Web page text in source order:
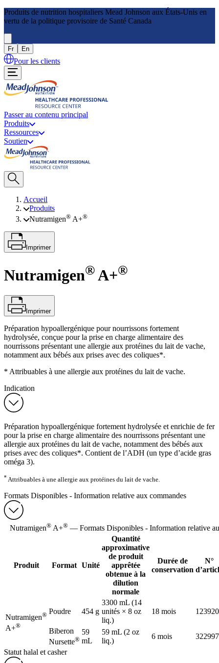
Produits de nutrition hospitaliers Mead Johnson aux États-Unis en
vertu de la politique provisoire de Santé Canada
Fr En
Pour les clients
Passer au contenu principal
Produits
Ressources
Soutien
Accueil
Produits
Nutramigen® A+®
Imprimer
Nutramigen® A+®
Imprimer
Préparation hypoallergénique pour nourrissons fortement
hydrolysée, conçue pour la prise en charge alimentaire des
nourrissons présentant une allergie aux protéines du lait de vache,
notamment aux bébés aux prises avec des coliques*.
* Attribuables à une allergie aux protéines du lait de vache.
Indication
Préparation hypoallergénique fortement hydrolysée et enrichie de fer
pour la prise en charge alimentaire des nourrissons présentant une
allergie aux protéines du lait de vache, notamment des bébés aux
prises avec des coliques*. Contient de l’ADH (un type d’acide gras
oméga 3).
* Attribuables à une allergie aux protéines du lait de vache.
Formats Disponibles - Information relative aux commandes
Nutramigen® A+® — Formats Disponibles - Information relative
Produit Format Unité
Quantité
approximative
de produit
apprêtée
obtenue à la
dilution
normale
Durée de
conservation
N°
Nutramigen®
A+®
Poudre 454 g
3300 mL (14
unités × 8 oz
liq.)
18 mois
Biberon
Nursette®
59
mL
59 mL (2 oz
liq.)
6 mois
Statut halal et casher